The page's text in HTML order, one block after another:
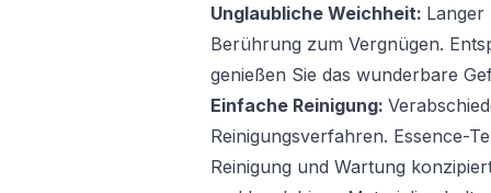
Unglaubliche Weichheit: Langer
Berührung zum Vergnügen.
genießen Sie das wunderbare
Einfache Reinigung:
Reinigungsverfahren. Essence-
Reinigung und Wartung